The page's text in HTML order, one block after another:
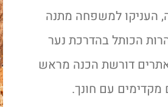
העניקו למשפחה מתנה
הכותל בהדרכת נער
דורשת הכנה מראש